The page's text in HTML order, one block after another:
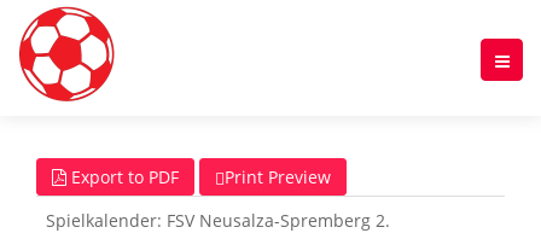
Export to PDF
Print Preview
Spielkalender: FSV Neusalza-Spremberg 2.